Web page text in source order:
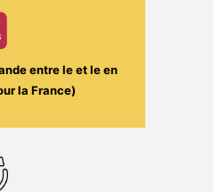
entre leet leen
la France)